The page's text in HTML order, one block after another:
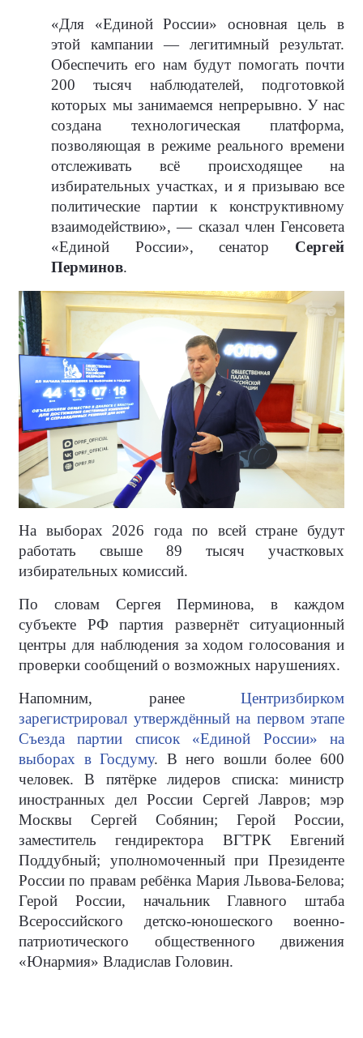
«Для «Единой России» основная цель в
этой кампании — легитимный результат.
Обеспечить его нам будут помогать почти
200 тысяч наблюдателей, подготовкой
которых мы занимаемся непрерывно. У нас
создана технологическая платформа,
позволяющая в режиме реального времени
отслеживать всё происходящее на
избирательных участках, и я призываю все
политические партии к конструктивному
взаимодействию», — сказал член Генсовета
«Единой России», сенатор Сергей
Перминов.
На выборах 2026 года по всей стране будут
работать свыше 89 тысяч участковых
избирательных комиссий.
По словам Сергея Перминова, в каждом
субъекте РФ партия развернёт ситуационный
центры для наблюдения за ходом голосования и
проверки сообщений о возможных нарушениях.
Напомним, ранее Центризбирком
зарегистрировал утверждённый на первом этапе
Съезда партии список «Единой России» на
выборах в Госдуму. В него вошли более 600
человек. В пятёрке лидеров списка: министр
иностранных дел России Сергей Лавров; мэр
Москвы Сергей Собянин; Герой России,
заместитель гендиректора ВГТРК Евгений
Поддубный; уполномоченный при Президенте
России по правам ребёнка Мария Львова-Белова;
Герой России, начальник Главного штаба
Всероссийского детско-юношеского военно-
патриотического общественного движения
«Юнармия» Владислав Головин.